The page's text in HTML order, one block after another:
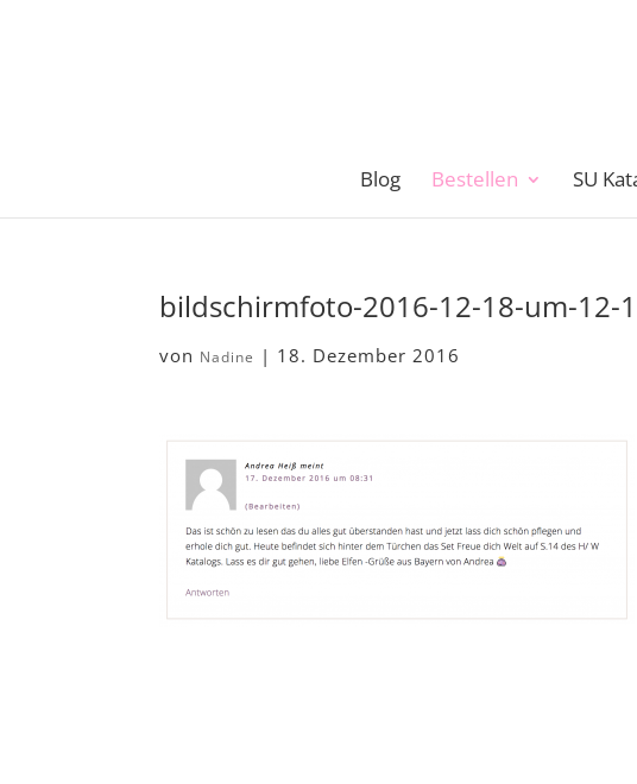
Blog Bestellen SU
bildschirmfoto-2016-12-18-um-12-
von Nadine | 18. Dezember 2016